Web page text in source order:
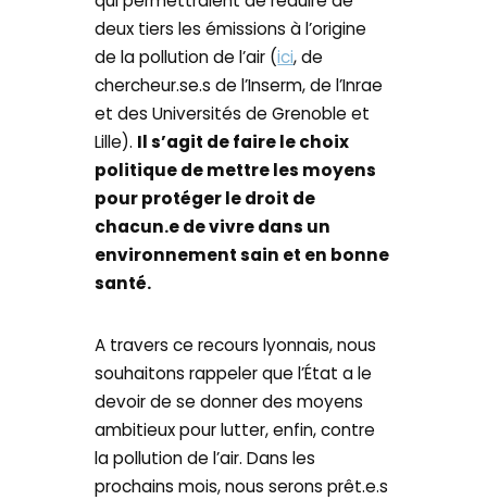
deux tiers les émissions à l’origine
de la pollution de l’air (ici, de
chercheur.se.s de l’Inserm, de l’Inrae
et des Universités de Grenoble et
Lille). Il s’agit de faire le choix
politique de mettre les moyens
pour protéger le droit de
chacun.e de vivre dans un
environnement sain et en bonne
santé.
A travers ce recours lyonnais, nous
souhaitons rappeler que l’État a le
devoir de se donner des moyens
ambitieux pour lutter, enfin, contre
la pollution de l’air. Dans les
prochains mois, nous serons prêt.e.s